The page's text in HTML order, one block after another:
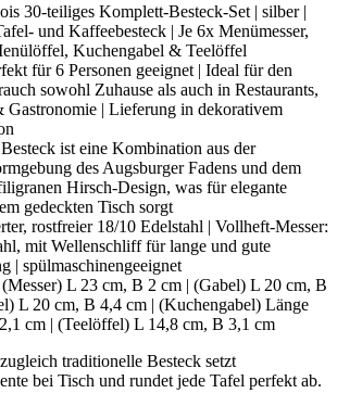
30-teiliges Komplett-Besteck-Set | silber |
und Kaffeebesteck | Je 6x Menümesser,
Kuchengabel & Teelöffel
für 6 Personen geeignet | Ideal für den
sowohl Zuhause als auch in Restaurants,
Gastronomie | Lieferung in dekorativem
ist eine Kombination aus der
des Augsburger Fadens und dem
Hirsch-Design, was für elegante
gedeckten Tisch sorgt
rostfreier 18/10 Edelstahl | Vollheft-Messer:
mit Wellenschliff für lange und gute
| spülmaschinengeeignet
L 23 cm, B 2 cm | (Gabel) L 20 cm, B
L 20 cm, B 4,4 cm | (Kuchengabel) Länge
cm | (Teelöffel) L 14,8 cm, B 3,1 cm
traditionelle Besteck setzt
bei Tisch und rundet jede Tafel perfekt ab.